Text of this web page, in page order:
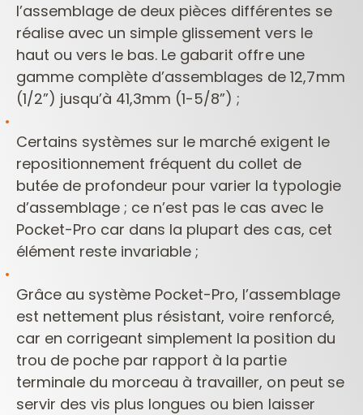
l’assemblage de deux pièces différentes se
réalise avec un simple glissement vers le
haut ou vers le bas. Le gabarit offre une
gamme complète d’assemblages de 12,7mm
(1/2”) jusqu’à 41,3mm (1-5/8”) ;
Certains systèmes sur le marché exigent le
repositionnement fréquent du collet de
butée de profondeur pour varier la typologie
d’assemblage ; ce n’est pas le cas avec le
Pocket-Pro car dans la plupart des cas, cet
élément reste invariable ;
Grâce au système Pocket-Pro, l’assemblage
est nettement plus résistant, voire renforcé,
car en corrigeant simplement la position du
trou de poche par rapport à la partie
terminale du morceau à travailler, on peut se
servir des vis plus longues ou bien laisser